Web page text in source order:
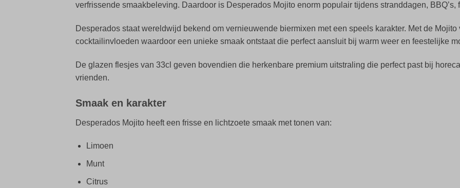
verfrissende smaakbeleving. Daardoor is Desperados Mojito enorm populair tijdens stranddagen, BBQ’s,
Desperados staat wereldwijd bekend om vernieuwende biermixen met een speels karakter. Met de
cocktailinvloeden waardoor een unieke smaak ontstaat die perfect aansluit bij warm weer en feestelijke
De glazen flesjes van 33cl geven bovendien die herkenbare premium uitstraling die perfect past bij
vrienden.
Smaak en karakter
Desperados Mojito heeft een frisse en lichtzoete smaak met tonen van:
Limoen
Munt
Citrus